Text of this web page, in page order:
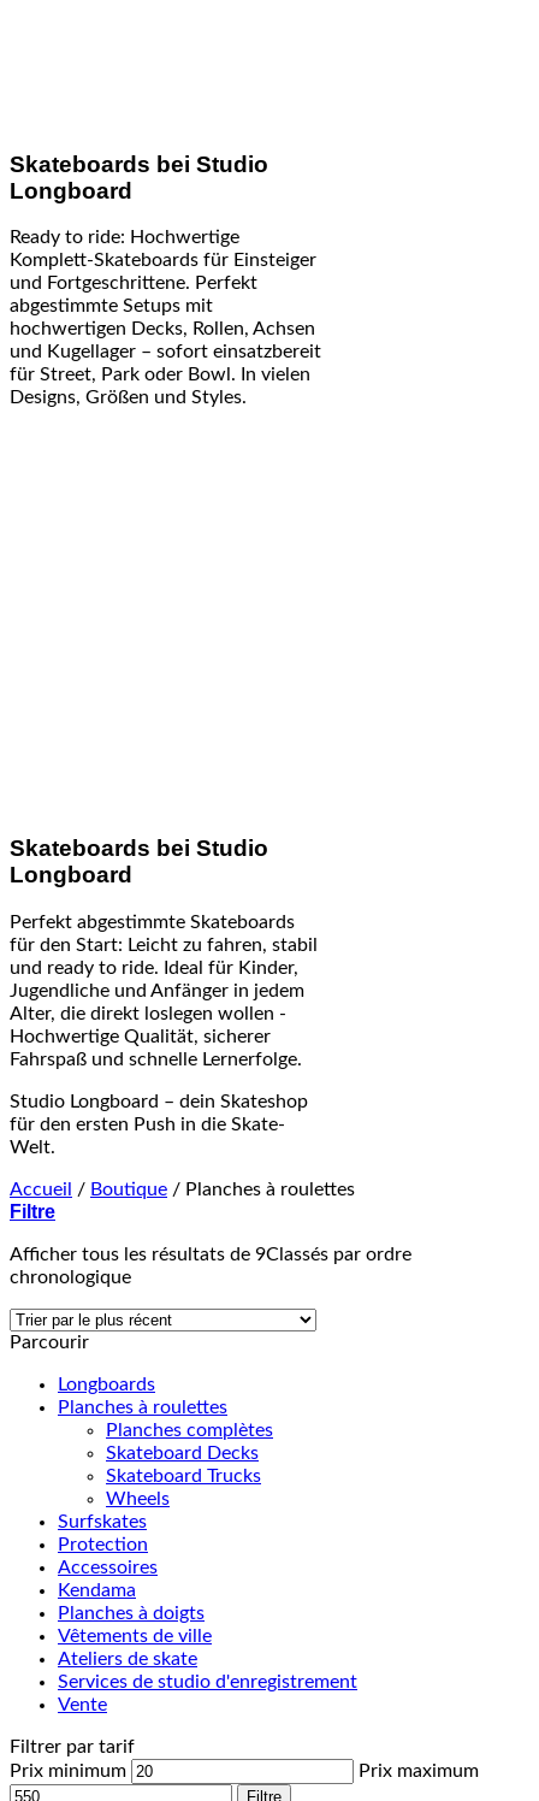
Skateboards bei Studio
Longboard
Ready to ride: Hochwertige
Komplett-Skateboards für Einsteiger
und Fortgeschrittene. Perfekt
abgestimmte Setups mit
hochwertigen Decks, Rollen, Achsen
und Kugellager – sofort einsatzbereit
für Street, Park oder Bowl. In vielen
Designs, Größen und Styles.
Skateboards bei Studio
Longboard
Perfekt abgestimmte Skateboards
für den Start: Leicht zu fahren, stabil
und ready to ride. Ideal für Kinder,
Jugendliche und Anfänger in jedem
Alter, die direkt loslegen wollen -
Hochwertige Qualität, sicherer
Fahrspaß und schnelle Lernerfolge.
Studio Longboard – dein Skateshop
für den ersten Push in die Skate-
Welt.
Accueil / Boutique / Planches à roulettes
Filtre
Afficher tous les résultats de 9Classés par ordre
chronologique
Parcourir
Longboards
Planches à roulettes
Planches complètes
Skateboard Decks
Skateboard Trucks
Wheels
Surfskates
Protection
Accessoires
Kendama
Planches à doigts
Vêtements de ville
Ateliers de skate
Services de studio d'enregistrement
Vente
Filtrer par tarif
Prix minimum
Prix maximum
Filtre